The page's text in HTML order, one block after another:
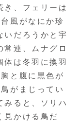
き、フェリーは
風がなにか珍
いだろうかと宇
常連、ムナグロ
体は冬羽に換羽
と腹に黒色が
がまじってい
みると、ソリハ
見かける鳥だ